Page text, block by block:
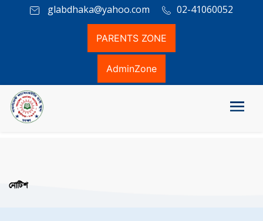
glabdhaka@yahoo.com 02-41060052
PARENTS ZONE
AdminZone
নোটিশ